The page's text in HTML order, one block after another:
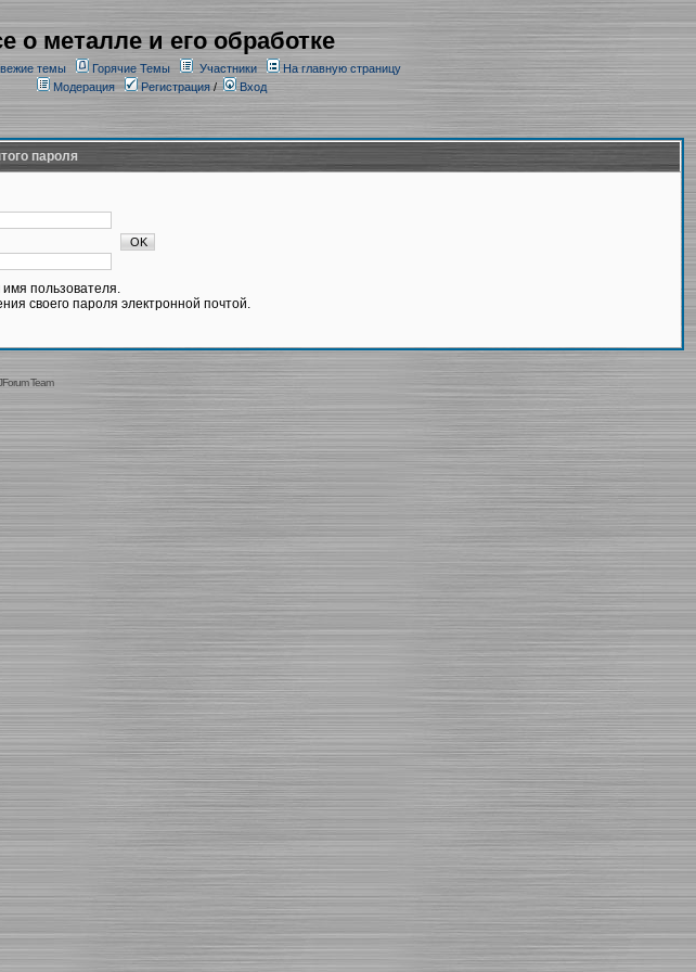
о металле и его обработке
темы Горячие Темы Участники
На главную страницу
Модерация
Регистрация/ Вход
пароля
имя пользователя.
своего пароля электронной почтой.
Team